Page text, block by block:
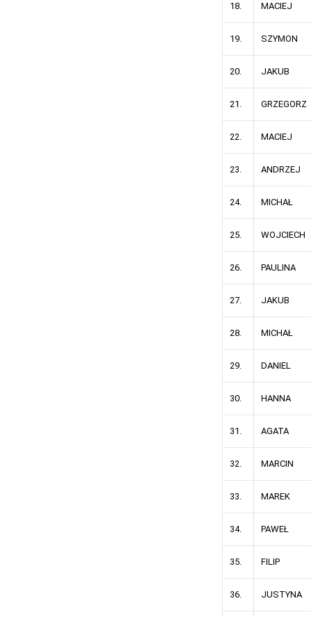
18. MACIEJ
19. SZYMON
20. JAKUB
21. GRZEGORZ
22. MACIEJ
23. ANDRZEJ
24. MICHAŁ
25. WOJCIECH
26. PAULINA
27. JAKUB
28. MICHAŁ
29. DANIEL
30. HANNA
31. AGATA
32. MARCIN
33. MAREK
34. PAWEŁ
35. FILIP
36. JUSTYNA